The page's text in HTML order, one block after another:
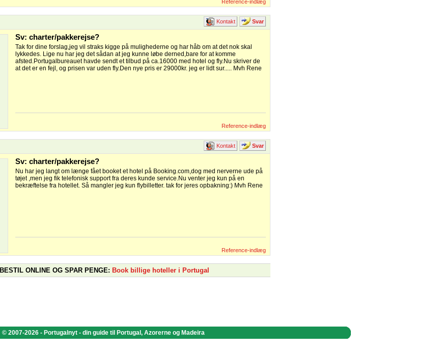
Reference-indlæg
Kontakt Svar
Sv: charter/pakkerejse?
Tak for dine forslag,jeg vil straks kigge på mulighederne og har håb om at det nok skal
lykkedes. Lige nu har jeg det sådan at jeg kunne løbe derned,bare for at komme
afsted.Portugalbureauet havde sendt et tilbud på ca.16000 med hotel og fly.Nu skriver de
at det er en fejl, og prisen var uden fly.Den nye pris er 29000kr. jeg er lidt sur..... Mvh Rene
Reference-indlæg
Kontakt Svar
Sv: charter/pakkerejse?
Nu har jeg langt om længe fået booket et hotel på Booking.com,dog med nerverne ude på
tøjet ,men jeg fik telefonisk support fra deres kunde service.Nu venter jeg kun på en
bekræftelse fra hotellet. Så mangler jeg kun flybilletter. tak for jeres opbakning:) Mvh Rene
Reference-indlæg
BESTIL ONLINE OG SPAR PENGE: Book billige hoteller i Portugal
© 2007-2026 - Portugalnyt - din guide til Portugal, Azorerne og Madeira